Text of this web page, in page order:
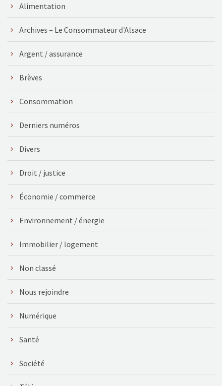
Alimentation
Archives – Le Consommateur d'Alsace
Argent / assurance
Brèves
Consommation
Derniers numéros
Divers
Droit / justice
Économie / commerce
Environnement / énergie
Immobilier / logement
Non classé
Nous rejoindre
Numérique
Santé
Société